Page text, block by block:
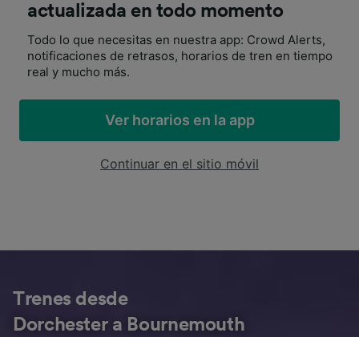
actualizada en todo momento
Todo lo que necesitas en nuestra app: Crowd Alerts,
notificaciones de retrasos, horarios de tren en tiempo
real y mucho más.
Ver horarios en la app
Continuar en el sitio móvil
Trenes desde
Dorchester a Bournemouth